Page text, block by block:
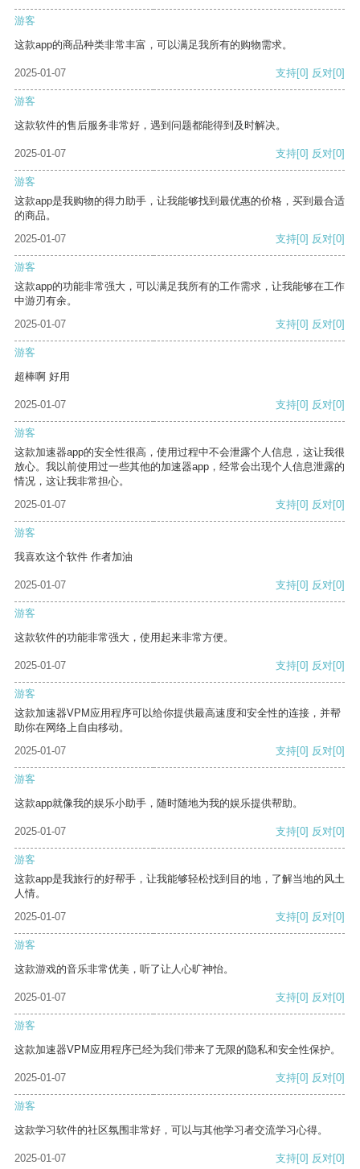
游客
这款app的商品种类非常丰富，可以满足我所有的购物需求。
2025-01-07 支持[0] 反对[0]
游客
这款软件的售后服务非常好，遇到问题都能得到及时解决。
2025-01-07 支持[0] 反对[0]
游客
这款app是我购物的得力助手，让我能够找到最优惠的价格，买到最合适
的商品。
2025-01-07
支持[0] 反对[0]
游客
这款app的功能非常强大，可以满足我所有的工作需求，让我能够在工作
中游刃有余。
2025-01-07
支持[0] 反对[0]
游客
超棒啊 好用
2025-01-07 支持[0] 反对[0]
游客
这款加速器app的安全性很高，使用过程中不会泄露个人信息，这让我很
放心。我以前使用过一些其他的加速器app，经常会出现个人信息泄露的
情况，这让我非常担心。
2025-01-07
支持[0] 反对[0]
游客
我喜欢这个软件 作者加油
2025-01-07 支持[0] 反对[0]
游客
这款软件的功能非常强大，使用起来非常方便。
2025-01-07 支持[0] 反对[0]
游客
这款加速器VPM应用程序可以给你提供最高速度和安全性的连接，并帮
助你在网络上自由移动。
2025-01-07
支持[0] 反对[0]
游客
这款app就像我的娱乐小助手，随时随地为我的娱乐提供帮助。
2025-01-07 支持[0] 反对[0]
游客
这款app是我旅行的好帮手，让我能够轻松找到目的地，了解当地的风土
人情。
2025-01-07
支持[0] 反对[0]
游客
这款游戏的音乐非常优美，听了让人心旷神怡。
2025-01-07 支持[0] 反对[0]
游客
这款加速器VPM应用程序已经为我们带来了无限的隐私和安全性保护。
2025-01-07 支持[0] 反对[0]
游客
这款学习软件的社区氛围非常好，可以与其他学习者交流学习心得。
2025-01-07 支持[0] 反对[0]